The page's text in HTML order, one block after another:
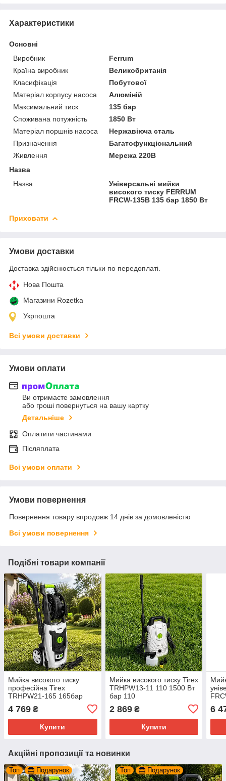
Характеристики
Основні
Виробник
Ferrum
Країна виробник
Великобританія
Класифікація
Побутової
Матеріал корпусу насоса
Алюміній
Максимальний тиск
135 бар
Споживана потужність
1850 Вт
Матеріал поршнів насоса
Нержавіюча сталь
Призначення
Багатофункціональний
Живлення
Мережа 220В
Назва
Назва
Універсальні мийки
високого тиску FERRUM
FRCW-135B 135 бар 1850 Вт
Приховати
Умови доставки
Доставка здійснюється тільки по передоплаті.
Нова Пошта
Магазини Rozetka
Укрпошта
Всі умови доставки
Умови оплати
Ви отримаєте замовлення
або гроші повернуться на вашу картку
Детальніше
Оплатити частинами
Післяплата
Всі умови оплати
Умови повернення
Повернення товару впродовж 14 днів за домовленістю
Всі умови повернення
Подібні товари компанії
Мийка високого тиску
професійна Tirex
TRHPW21-165 165бар
насадка в комплекті
4 769 ₴
Купити
Мийка високого тиску Tirex
TRHPW13-11 110 1500 Вт
бар 110
2 869₴
Купити
6
Акційні пропозиції та новинки
Топ Подарунок Топ Подарунок